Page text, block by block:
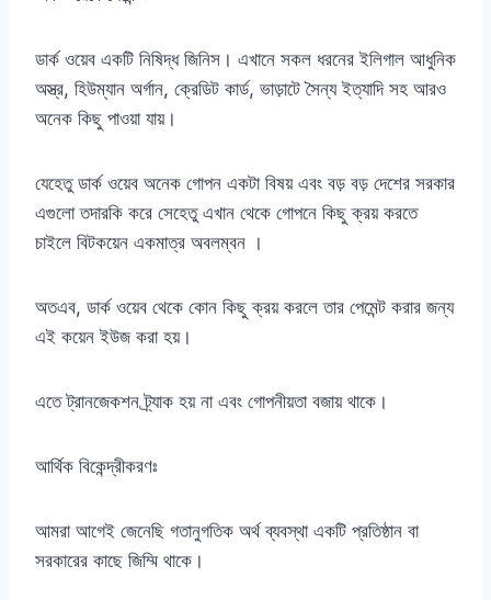
ডার্ক ওয়েব একটি নিষিদ্ধ জিনিস। এখানে সকল ধরনের ইলিগাল আধুনিক
অস্ত্র, হিউম্যান অর্গান, ক্রেডিট কার্ড, ভাড়াটে সৈন্য ইত্যাদি সহ আরও
অনেক কিছু পাওয়া যায়।
যেহেতু ডার্ক ওয়েব অনেক গোপন একটা বিষয় এবং বড় বড় দেশের সরকার
এগুলো তদারকি করে সেহেতু এখান থেকে গোপনে কিছু ক্রয় করতে
চাইলে বিটকয়েন একমাত্র অবলম্বন ।
অতএব, ডার্ক ওয়েব থেকে কোন কিছু ক্রয় করলে তার পেমেন্ট করার জন্য
এই কয়েন ইউজ করা হয়।
এতে ট্রানজেকশন ট্র্যাক হয় না এবং গোপনীয়তা বজায় থাকে।
আর্থিক বিকেন্দ্রীকরণঃ
আমরা আগেই জেনেছি গতানুগতিক অর্থ ব্যবস্থা একটি প্রতিষ্ঠান বা
সরকারের কাছে জিম্মি থাকে।